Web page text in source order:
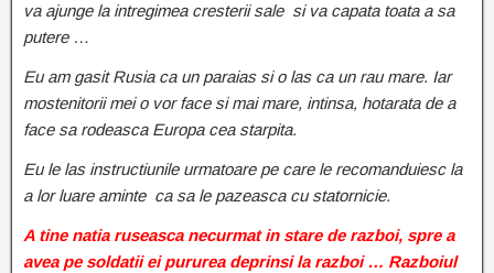
va ajunge la intregimea cresterii sale si va capata toata a sa
putere …
Eu am gasit Rusia ca un paraias si o las ca un rau mare. Iar
mostenitorii mei o vor face si mai mare, intinsa, hotarata de a
face sa rodeasca Europa cea starpita.
Eu le las instructiunile urmatoare pe care le recomanduiesc la
a lor luare aminte ca sa le pazeasca cu statornicie.
A tine natia ruseasca necurmat in stare de razboi, spre a
avea pe soldatii ei pururea deprinsi la razboi … Razboiul